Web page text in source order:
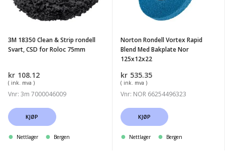
Strip
rondell
CSD
75mm
3M 18350 Clean & Strip rondell
Svart, CSD for Roloc 75mm
kr 108.12
( ink. mva )
Vnr: 3m 7000046009
KJØP
Nettlager Bergen
Blend
Nor
125x12x22
Norton Rondell Vortex Rapid
Blend Med Bakplate Nor
125x12x22
kr 535.35
( ink. mva )
Vnr: NOR 66254496323
KJØP
Nettlager Bergen